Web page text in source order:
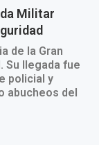
Militar
de la Gran
Su llegada fue
policial y
abucheos del